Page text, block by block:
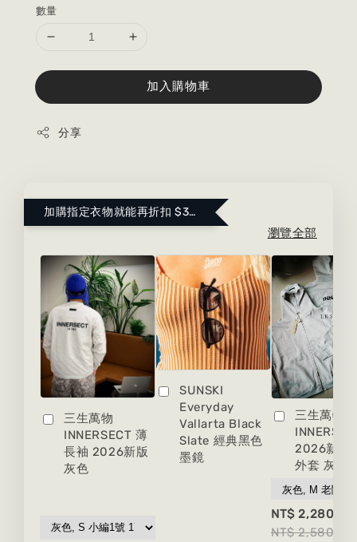
數量
加入購物車
分享
加購指定衣物就能再折扣 $300 ！點這裡看更多～
瀏覽全部
三生萬物
INNERSECT 薄
長袖 2026新版
灰色
SUNSKI
Everyday
Vallarta Black
Slate 經典黑色
墨鏡
三生萬物
2026新版
外套 灰色
NT$ 2,280
NT$ 2,580